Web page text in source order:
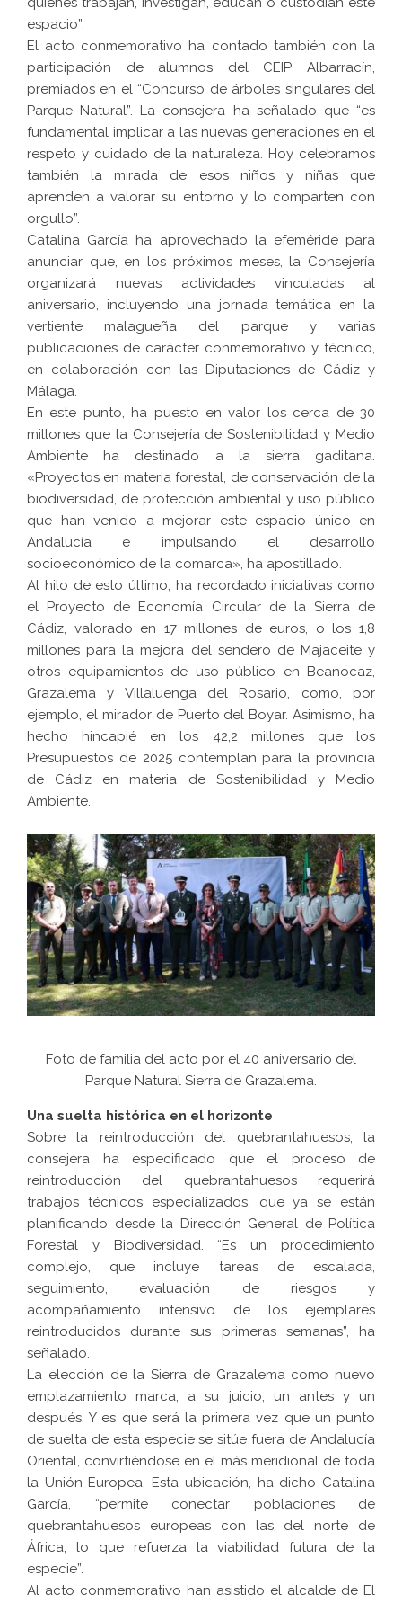
espacio”.
El acto conmemorativo ha contado también con la
participación de alumnos del CEIP Albarracín,
premiados en el “Concurso de árboles singulares del
Parque Natural”. La consejera ha señalado que “es
fundamental implicar a las nuevas generaciones en el
respeto y cuidado de la naturaleza. Hoy celebramos
también la mirada de esos niños y niñas que
aprenden a valorar su entorno y lo comparten con
orgullo”.
Catalina García ha aprovechado la efeméride para
anunciar que, en los próximos meses, la Consejería
organizará nuevas actividades vinculadas al
aniversario, incluyendo una jornada temática en la
vertiente malagueña del parque y varias
publicaciones de carácter conmemorativo y técnico,
en colaboración con las Diputaciones de Cádiz y
Málaga.
En este punto, ha puesto en valor los cerca de 30
millones que la Consejería de Sostenibilidad y Medio
Ambiente ha destinado a la sierra gaditana.
«Proyectos en materia forestal, de conservación de la
biodiversidad, de protección ambiental y uso público
que han venido a mejorar este espacio único en
Andalucía e impulsando el desarrollo
socioeconómico de la comarca», ha apostillado.
Al hilo de esto último, ha recordado iniciativas como
el Proyecto de Economía Circular de la Sierra de
Cádiz, valorado en 17 millones de euros, o los 1,8
millones para la mejora del sendero de Majaceite y
otros equipamientos de uso público en Beanocaz,
Grazalema y Villaluenga del Rosario, como, por
ejemplo, el mirador de Puerto del Boyar. Asimismo, ha
hecho hincapié en los 42,2 millones que los
Presupuestos de 2025 contemplan para la provincia
de Cádiz en materia de Sostenibilidad y Medio
Ambiente.
Foto de familia del acto por el 40 aniversario del
Parque Natural Sierra de Grazalema.
Una suelta histórica en el horizonte
Sobre la reintroducción del quebrantahuesos, la
consejera ha especificado que el proceso de
reintroducción del quebrantahuesos requerirá
trabajos técnicos especializados, que ya se están
planificando desde la Dirección General de Política
Forestal y Biodiversidad. “Es un procedimiento
complejo, que incluye tareas de escalada,
seguimiento, evaluación de riesgos y
acompañamiento intensivo de los ejemplares
reintroducidos durante sus primeras semanas”, ha
señalado.
La elección de la Sierra de Grazalema como nuevo
emplazamiento marca, a su juicio, un antes y un
después. Y es que será la primera vez que un punto
de suelta de esta especie se sitúe fuera de Andalucía
Oriental, convirtiéndose en el más meridional de toda
la Unión Europea. Esta ubicación, ha dicho Catalina
García, “permite conectar poblaciones de
quebrantahuesos europeas con las del norte de
África, lo que refuerza la viabilidad futura de la
especie”.
Al acto conmemorativo han asistido el alcalde de El